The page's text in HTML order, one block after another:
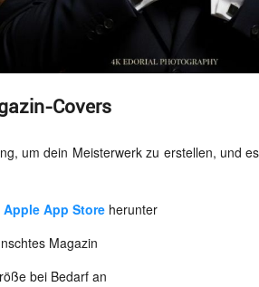
Covers
um dein Meisterwerk zu erstellen, und
Apple App Store herunter
Magazin
bei Bedarf an